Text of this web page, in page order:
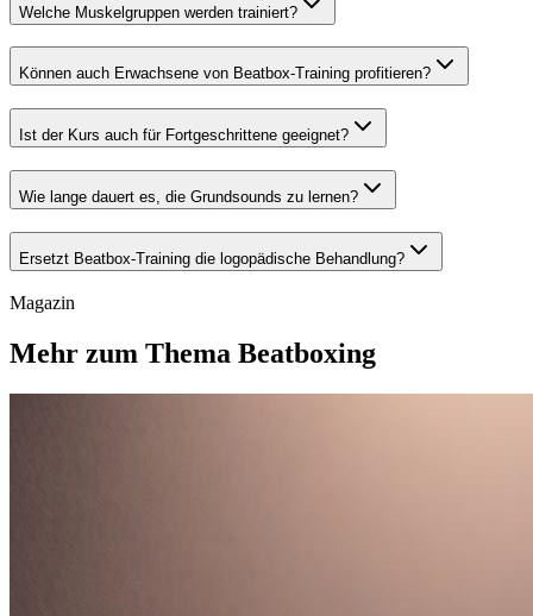
Welche Muskelgruppen werden trainiert?
Können auch Erwachsene von Beatbox-Training profitieren?
Ist der Kurs auch für Fortgeschrittene geeignet?
Wie lange dauert es, die Grundsounds zu lernen?
Ersetzt Beatbox-Training die logopädische Behandlung?
Magazin
Mehr zum Thema Beatboxing